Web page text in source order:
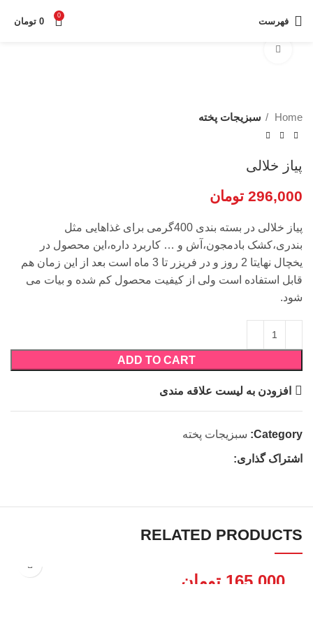
فهرست
0
0 تومان
Home سبزیجات پخته
پیاز خلالی
296,000 تومان
پیاز خلالی در بسته بندی 400گرمی برای غذاهایی مثل
بندری،کشک بادمجون،آش و … کاربرد داره،این محصول در
یخچال نهایتا 2 روز و در فریزر تا 3 ماه است بعد از این زمان هم
قابل استفاده است ولی از کیفیت محصول کم شده و بیات می
شود.
ADD TO CART
افزودن به لیست علاقه مندی
Category: سبزیجات پخته
اشتراک گذاری:
RELATED PRODUCTS
165,000 تومان